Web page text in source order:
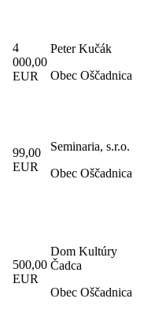
4
000,00
EUR
Peter Kučák
Obec Oščadnica
99,00
EUR
Seminaria, s.r.o.
Obec Oščadnica
500,00
EUR
Dom Kultúry
Čadca
Obec Oščadnica